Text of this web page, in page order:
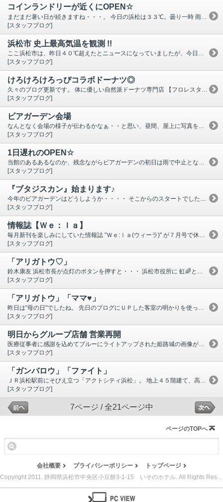
コインランドリーが近くにOPEN☆
まだまだ暑い日が続きますね・・・。 今日の浜松は３３℃。曇り一時 雨の予報です。 降水確率５０％と出てますが、降りそうな気配ゼロ。 少し前に記録した４１．１℃に比べたら、 なんとなく過ごしやすいような・・・⁉ ＊＊＊＊＊＊＊＊＊＊＊＊＊＊＊＊＊＊＊＊＊＊＊＊ 耳寄り情報～‼ スーパーのFEEL、カインズホーム、１００均のダイソー、子供服のバースディ、ドラッグストアのサンドラック、エディオンなどがある敷地内に、コインランドリーがOPENしています。 ここから徒歩で８分くらい。 ブルースカイ カインズ浜松小豆餅店 ホテル館内には洗濯機２台、乾燥機２台＋１台(大型)ありますが、日によっては混み合ってしまうことも・・・。 そんな日は こちらのランドリーいかがでしょうか？？
[スタッフブログ]
浜松市 史上最高気温を観測 !!
ここ浜松市は、昨日４０℃超えたとニュースになっていましたが、今日もお昼過ぎに ４１．１℃ を観測。 ２０１８年７月２３日 埼玉県熊谷市で観測された ４１．１℃に並ぶ歴代最高気温だそう !! 屋外にいる時間を極力短くして、こまめに水分・塩分を摂るようにと呼びかけられています。 各自で対策を取って気を付けていきましょう。
[スタッフブログ]
けろけろけろっぴコラボドーナツ◎
久々のブログ更新です。 体に優しい自然派ドーナツ専門店 【フロレスタ】 で 期間限定 [けろけろけろっぴコラボドーナツ] 販売中 ♪ 早速、予約して購入してきました♡ 全国に店舗がありますが、 東海地方は名古屋の 野並駅前店 と 浜松さんじの店 の２店舗のみ。 フロレスタのドーナツ🍩は初めて食べたのですが、 大きさもちょうど良く、体に良さげな優しい甘さ。 コラボドーナツ以外にもたくさん種類がありますし、 焼き菓子やアイスキャンディもありましたよ！！！ 良かったら是非お立ち寄り下さい。
[スタッフブログ]
ビアガーデン会場
なんとなく会場の様子が伝わるかなぁ・・と思い、昼間、屋上に写真を撮りに行ってきました ‼! 今日はビアガーデンの営業日ではありませんので、ひっそりとしていますが参考になると嬉しいです。 屋上まで階段なのが大変ですが、その分足を踏み入れたら別世界？開放的です。 暗くなってきたら周りの提灯に明かりが灯り、また違った景色になります。 昔ながらのビアガーデン会場って感じがまたいい雰囲気かと・・・。 テーブルは、例年に比べたら間隔がだいぶ広くセットされています。 アルコール消毒液も設置してあります。 スタッフの検温等の健康チェックも行います。 ご予約受付中 ‼ 詳細は トピックス／今年のビア新企画 をご覧下さい。 お問合せはお気軽にどうぞ。 ビアガーデン会場直通 ☎０５３－４７２－７２１３ (※営業時間外はホテルフロントに転送されます) いそのホテルフロント ☎０５３－４７２－６０００
[スタッフブログ]
1日遅れのOPEN☆
当館のあるあるなのか、残念ながらビアガーデンの初日は雨で中止となりました・・・。 昨日２日目の６／２０(土)天気も良くなり無事OPEN!! ご利用頂いた方、いかがでしたでしょうか・・・？ 本日６／２１(日)もOPEN出来そうで良かったです♪ まだまだ自粛ムードがある中での開催ですので、お席には余裕がございます。 思い立った方、是非ご予約を!! 屋上までは螺旋階段となりますので予めご了承下さい。 館内からはご遠慮頂いております。 (館内にもｴﾚﾍﾞｰﾀｰは無いです) ホテル前のバイパスに面したところに専用の入り口がございます。 ご予約やお問い合わせは下記までお電話下さい ↓ ↓ ↓ (※時間外はホテルフロントに転送されます) ビア会場直通 ☎ ０５３－４７２－７２１３ ホテルフロント ☎ ０５３－４７２－６０００
[スタッフブログ]
『ブタジスカン』始まります♪
今年のビアガーデンはどうしようか・・・・ そこからのスタートでしたが、案を出し合い、企画が決まり、準備が進み出しました。 決まったら早い!! 着々と会場作りが進んでおります。 新企画は、ジンギスカンならぬ 『ブタジスカン』🐖 ブタジスカン(豚肉と野菜のセット １人前) ＋飲み放題 (ビール・ハイボール・焼酎・ｿﾌﾄﾄﾞﾘﾝｸ等) ＋食べ放題 (ライス・味噌汁 等) 例年のようにバイキングスタイルで食べ物を提供せず、人数分のブタジスカンセットをご用意致しますので、ジンギスカン鍋で焼いてお召し上がり下さい。 飲み物は、ビール・ハイボール・レモンサワー・焼酎各種・ソフトドリンク各種。 ビールはサーバーにジョッキをセットすると自動で注がれるので楽チン♫ ソフトドリンクの種類＝ペプシコーラ・ジンジャーエール・オレンジジュース・烏龍茶・緑茶・アイスコーヒー 詳細は昨日更新した トピックス をご覧下さい。 予約も受け付けています。お問い合わせだけでももちろんＯＫ． ・・・あとは お天気が心配です。 東海地方は例年より２日遅れて梅雨入りが発表されました。 昨年はカラッと晴れた日が少なくて残念でしたので、今年はせっかくの新企画ですし 週末だけでも快晴が多くなるといいですね。 〈後日補足〉 中にはお気付きの方もいらっしゃるかもしれませんが、 ブタジスカン➡トンジスカン➡ブタジスカン とネーミングが変更されています。 ブタジスカン で決定したものの、支配人の熱い トンジスカン 推しにより変更決定・・・ 数日後 納品されたポスターを見たら ブタジスカン になってる・・・ん？ 業者さんへの連絡を忘れてた？？？ その結果、ポスターに合わせ ブタジスカン に落ち着きました(笑) 支配人 残念(^^;)
[スタッフブログ]
情報誌【Ｗｅ：ｌａ】
毎月新刊を楽しみにしていた情報誌 "Ｗｅ:ｌａ(ウィーラ)" が７月号で休刊。 掲載されているお店にランチしに行ったり、 雑貨屋さんへ行ってみたり・・ それをまた友達と情報交換したり・・。 ２００８年創刊から１２年だそう。 同じく市内の情報誌 "ぱど" も創刊から２５年で終了。 本当に残念です・・・。 無くなってしまうのは淋しいし残念なのですが、 また新しい浜松の情報誌が創刊されたりするのかも ?? 期待して楽しみに待っていようと思います。
[スタッフブログ]
「アリガトウ♡」
鈴木康友 浜松市長が点灯のボタンを押すと・・・ 浜松市役所に 虹🌈とアリガトウ♡の文字が !! 5/29に新型コロナ最前線で働く人たちに感謝の気持ちを 示す文字が灯されました。 浜松市は臨時休業していた観光施設の一部が明日から 営業再開。色々対策をしながら準備を進めているそう。 〈中区〉 ・浜松城 6/1～(公園内イベントも再開) ・楽器博物館 6/1～(一部) ・科学館 6/2～ (※6/1は休館日) 等。 〈北区〉 ・はままつフルーツパーク 6/1～ ・竜ヶ岩洞 6/1～ ・龍潭寺 5/18～ 等。 〈西区〉 ・はままつフラワーパーク 6/1～ ・浜松市動物園 6/1～(一部制限あり) ・浜名湖ガーデンパーク 6/1～ ・浜名湖遊覧船 6/1～ ・エアーパーク(航空自衛隊浜松広報館) 休業中 ・うなぎパイファクトリー 休業中 等。 ※当面の間、臨時休養を続ける施設 ↓↓↓ ・浜名湖パルパル ・かんざんじロープウェイ ・スズキ歴史館 等。 一部抜粋して載せましたが、マスクしていないと入れなかったり、入口での検温、場合によっては入場制限など施設によっての対策がありますのでお出掛け前に確認した方がいいかもしれません。 浜松市は感染者も増えていませんが、気を付けるに越したことはないですので もう少し頑張りましょう !!
[スタッフブログ]
「アリガトウ」「ママ♥」
昨日は"母の日"でしたね。 先日のブログにＵＰした客室の明かりを使ってメッセージ発信したホテルが、今度は "母の日" のメッセージ ♪ 「アリガトウ」と「ママ♥」 今後もなにか発信されるかな？・・・と つい見ちゃいそうですね 。 いそのホテルの窓数ではなかなか難しいか・・・（-.-） 浜松市は一部休業要請が解除されたのもあり、のどかな日常が戻りつつあるような気がしますが、 もうしばらく気を緩めず過ごして行かないと！！ マスクしてると暑いですけど我慢です (*_*; フロントカウンターにアルコール消毒が置いてありますので、 いつでもご自由にお使い下さい。
[スタッフブログ]
明日からグループ店舗 営業再開
医療従事者に感謝を込めてブルーにライトアップされた姫路城の画像が友人から送られてきました。 昨日ブログにＵＰしたアクトシティ浜松の「ガンバロウ」「ファイト」の文字もそうですが、各地で色々と発信されているんですね。 浜松市は、当初の予定通り5/7から休業要請を解除すると発表された為、当社グループ店舗も営業を再開致します。(※ホームページ／トピックス参照) まだまだ東京・大阪 等々・・・自粛が続く地域もありますが、浜松市も油断せず 引き続き感染拡大防止を心掛けながら生活していかなくては・・ 例年なら「今年のビアガーデンはいつからですか？」というお問い合わせを ちらほら頂く頃なのですが、やはり今年は全然ないです・・・と言っても開催するしない含め まだなにも決まってません。 決まり次第すぐホームページにも掲載しますので、もうしばらくお待ちくださいませ。
[スタッフブログ]
「ガンバロウ」「ファイト」
ＪＲ浜松駅前にそびえ立つ「アクトシティ浜松」。 地上４５階建て、高さ２１２ｍの高層建築。 商業施設、ホール、レストランなどが入っていて、 市内の広範囲から見えるので 街のシンボルとして知られています。 その中に入っている[オークラ アクトシティホテル浜松]が休業中のホテル内 北側・南側の客室の明かりを使い、メッセージを発信しています。(5/1～5/6まで) ニュースや色んな人のSNSでも見ましたが、 素敵なことを考えるな～と感動しました。 日本・世界でのコロナ終息を願うばかりです・・・
[スタッフブログ]
7ページ / 全21ページ中
ページのTOPへ
会社概要 プライバシーポリシー
トップページ
Copyright 2011. 静岡県浜松市中央区小豆餅3-1-15 いそのホテル. All Rights Reserved.